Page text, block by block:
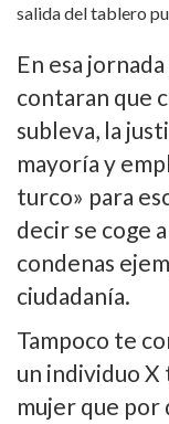
salida del tablero
En esa
contaran que
subleva, la
mayorí­a y
turco» para
decir se coge
condenas
ciudadaní­a.
Tampoco te
un individuo X
mujer que por